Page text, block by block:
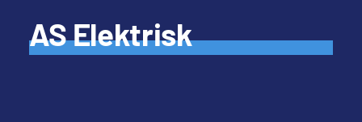
AS Elektrisk